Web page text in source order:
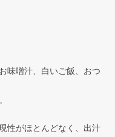
味噌汁、白いご飯、おつ
性がほとんどなく、出汁